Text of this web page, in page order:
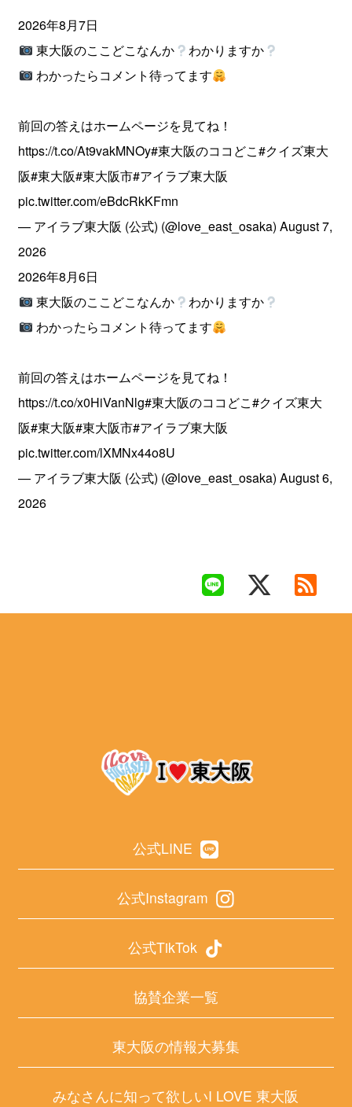
2026年8月7日
東大阪のここどこなんか
わかりますか
わかったらコメント待ってます
前回の答えはホームページを見てね！
https://t.co/At9vakMNOy#東大阪のココどこ#クイズ東大
阪#東大阪#東大阪市#アイラブ東大阪
pic.twitter.com/eBdcRkKFmn
— アイラブ東大阪 (公式) (@love_east_osaka)August 7,
2026
2026年8月6日
東大阪のここどこなんか
わかりますか
わかったらコメント待ってます
前回の答えはホームページを見てね！
https://t.co/x0HiVanNlg#東大阪のココどこ#クイズ東大
阪#東大阪#東大阪市#アイラブ東大阪
pic.twitter.com/lXMNx44o8U
— アイラブ東大阪 (公式) (@love_east_osaka)August 6,
2026
公式LINE
公式Instagram
公式TikTok
協賛企業一覧
東大阪の情報大募集
みなさんに知って欲しいI LOVE 東大阪